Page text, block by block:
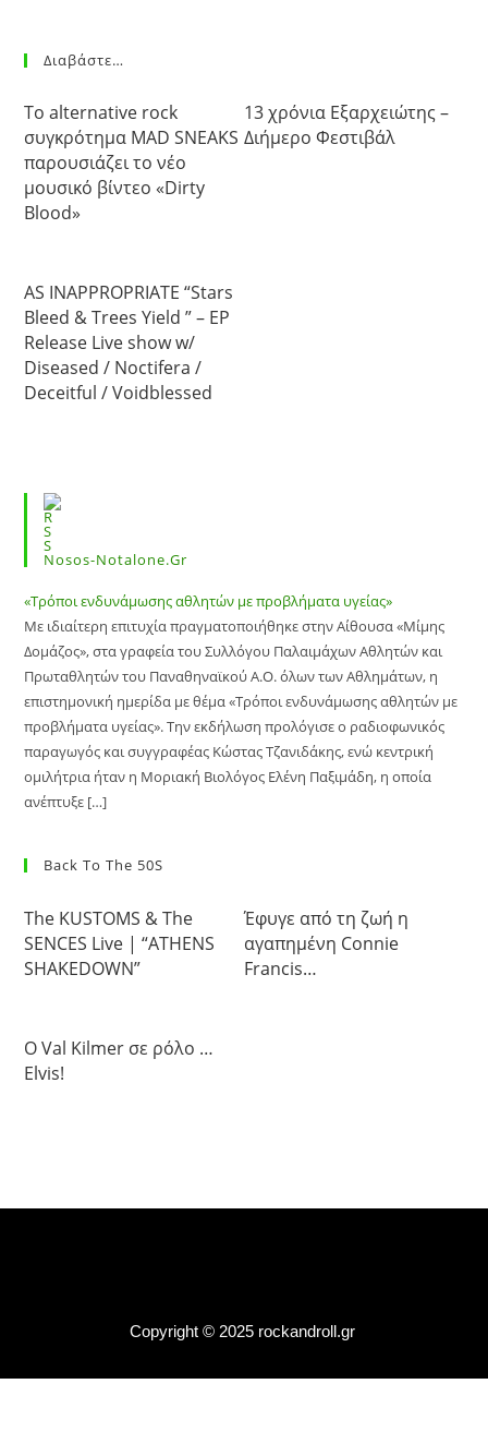
Διαβάστε…
Το alternative rock
συγκρότημα MAD SNEAKS
παρουσιάζει το νέο
μουσικό βίντεο «Dirty
Blood»
13 χρόνια Εξαρχειώτης –
Διήμερο Φεστιβάλ
AS INAPPROPRIATE “Stars
Bleed & Trees Yield ” – EP
Release Live show w/
Diseased / Noctifera /
Deceitful / Voidblessed
Nosos-Notalone.gr
«Τρόποι ενδυνάμωσης αθλητών με προβλήματα υγείας»
Με ιδιαίτερη επιτυχία πραγματοποιήθηκε στην Αίθουσα «Μίμης
Δομάζος», στα γραφεία του Συλλόγου Παλαιμάχων Αθλητών και
Πρωταθλητών του Παναθηναϊκού Α.Ο. όλων των Αθλημάτων, η
επιστημονική ημερίδα με θέμα «Τρόποι ενδυνάμωσης αθλητών με
προβλήματα υγείας». Την εκδήλωση προλόγισε ο ραδιοφωνικός
παραγωγός και συγγραφέας Κώστας Τζανιδάκης, ενώ κεντρική
ομιλήτρια ήταν η Μοριακή Βιολόγος Ελένη Παξιμάδη, η οποία
ανέπτυξε […]
Back To The 50S
The KUSTOMS & The
SENCES Live | “ATHENS
SHAKEDOWN”
Έφυγε από τη ζωή η
αγαπημένη Connie
Francis…
Ο Val Kilmer σε ρόλο …
Elvis!
Copyright © 2025 rockandroll.gr